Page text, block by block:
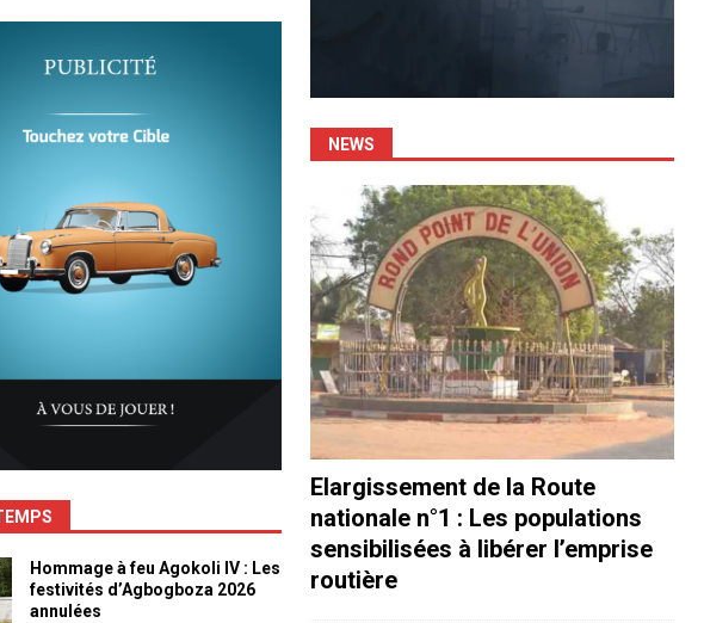
Hommage à feu Agokoli IV : Les
festivités d’Agbogboza 2026
annulées
NEWS
Elargissement de la Route
nationale n°1 : Les populations
sensibilisées à libérer l’emprise
routière